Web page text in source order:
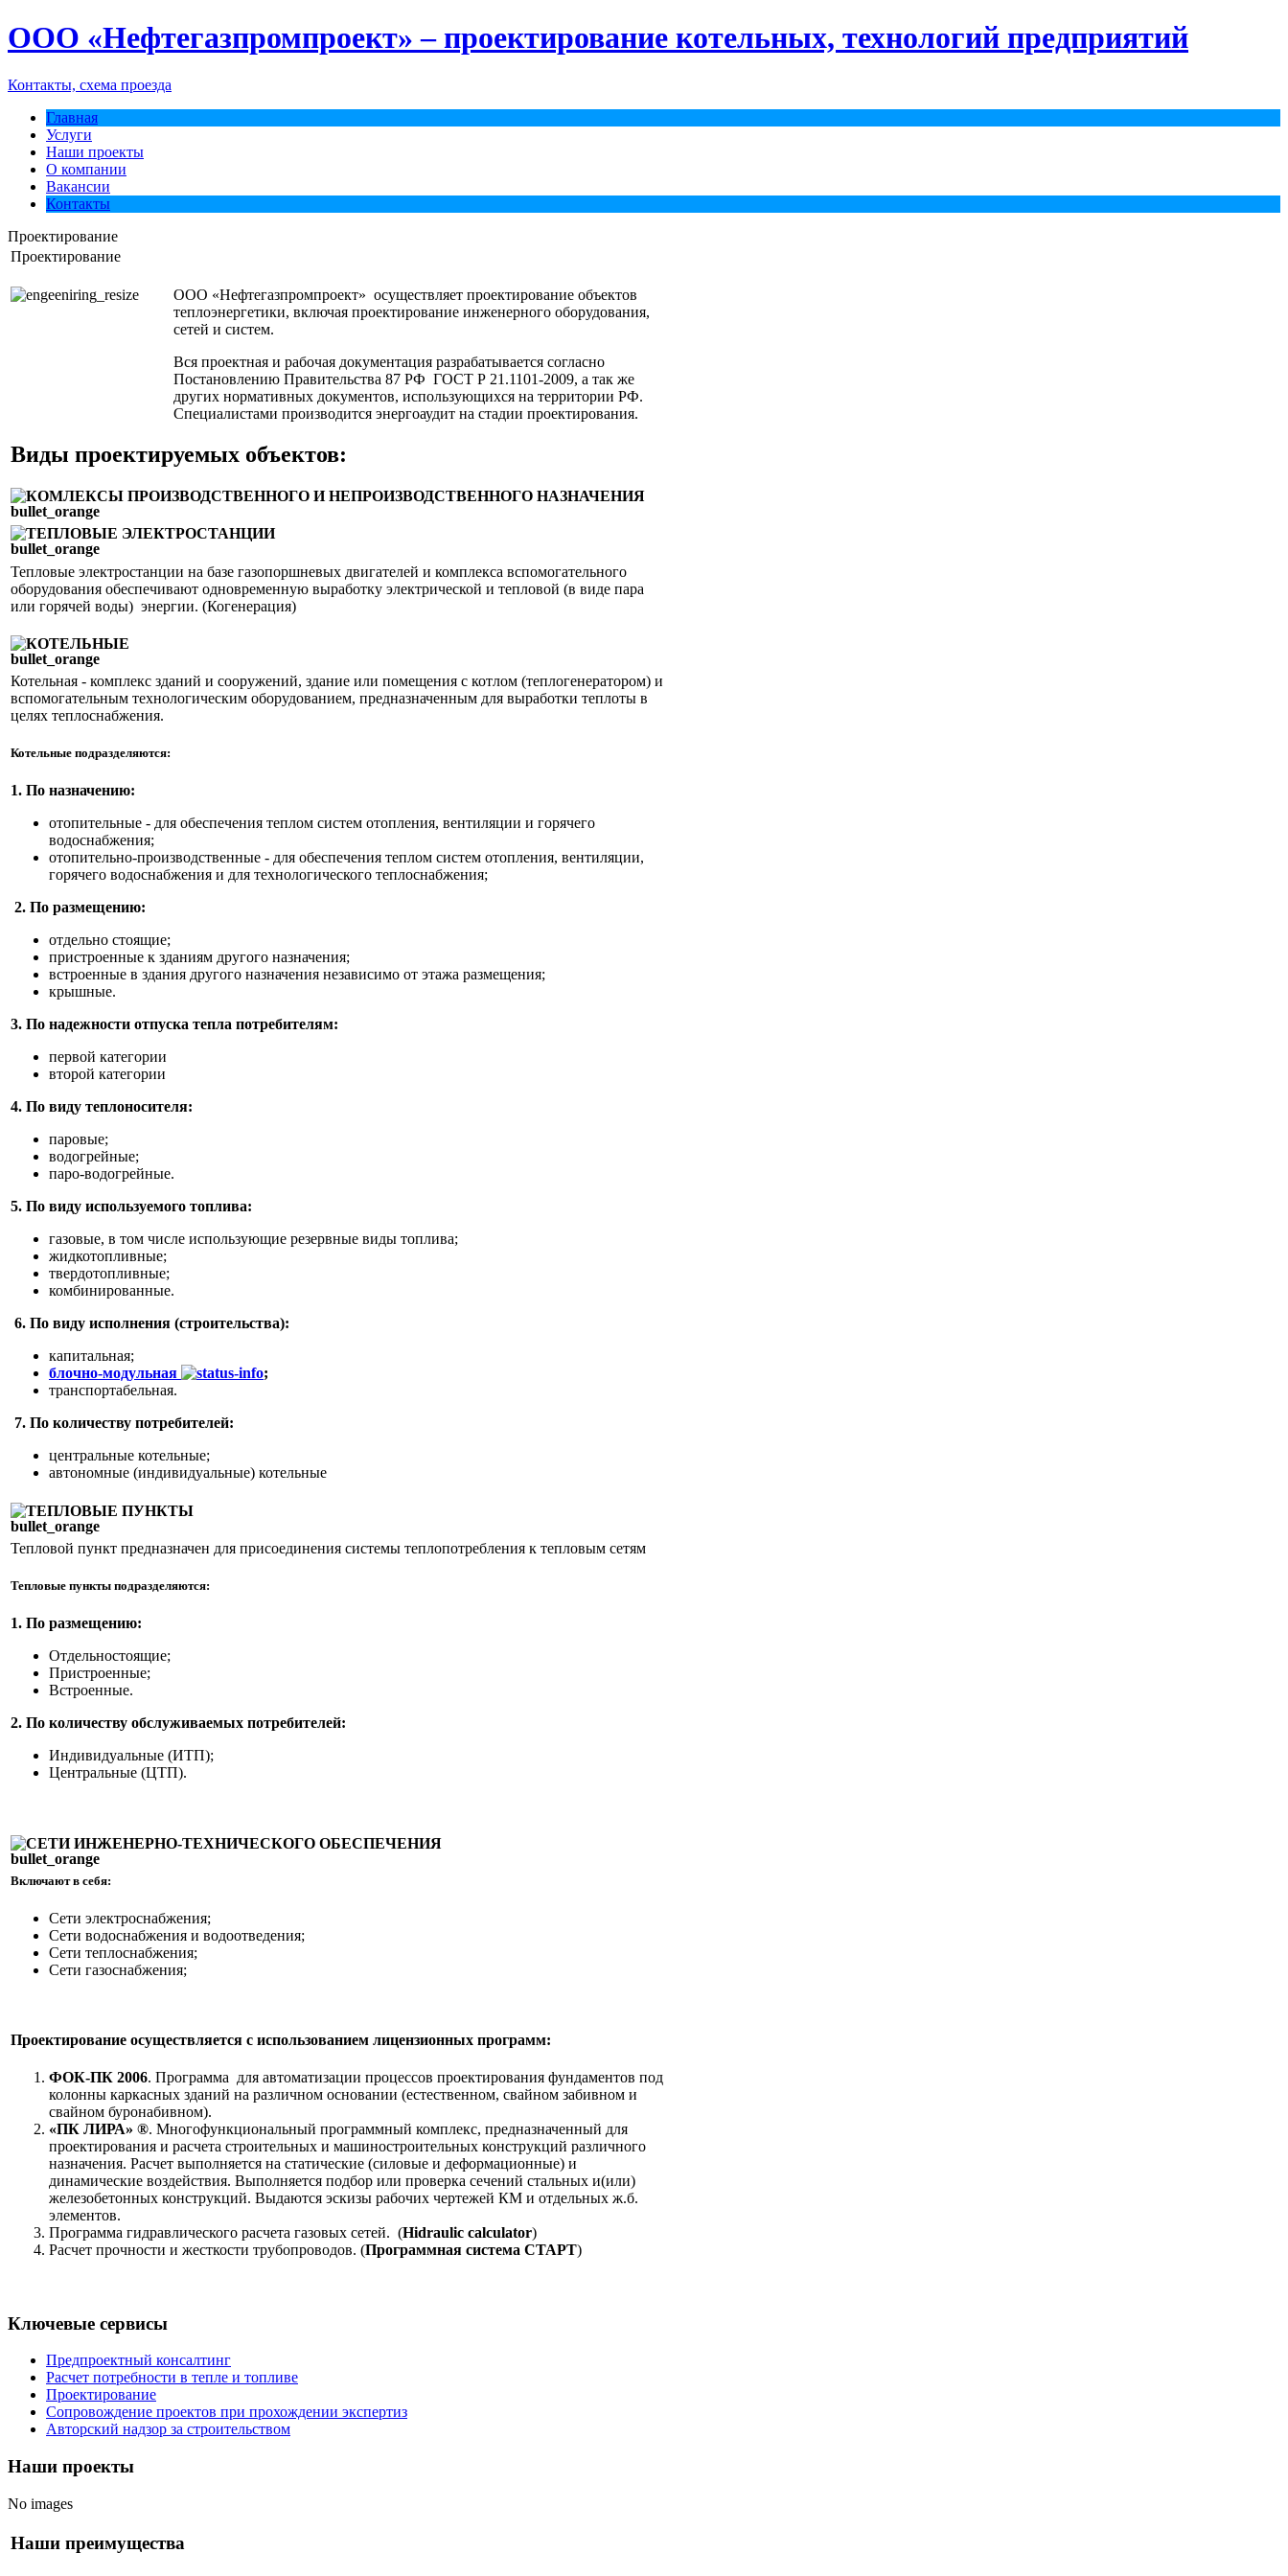
ООО «Нефтегазпромпроект» – проектирование котельных, технологий предприятий
Контакты, схема проезда
Главная
Услуги
Наши проекты
О компании
Вакансии
Контакты
Проектирование
Проектирование
ООО «Нефтегазпромпроект» осуществляет проектирование объектов
теплоэнергетики, включая проектирование инженерного оборудования,
сетей и систем.
Вся проектная и рабочая документация разрабатывается согласно
Постановлению Правительства 87 РФ ГОСТ Р 21.1101-2009, а так же
других нормативных документов, использующихся на территории РФ.
Специалистами производится энергоаудит на стадии проектирования.
Виды проектируемых объектов:
КОМЛЕКСЫ ПРОИЗВОДСТВЕННОГО И НЕПРОИЗВОДСТВЕННОГО НАЗНАЧЕНИЯ
ТЕПЛОВЫЕ ЭЛЕКТРОСТАНЦИИ
Тепловые электростанции на базе газопоршневых двигателей и комплекса вспомогательного
оборудования обеспечивают одновременную выработку электрической и тепловой (в виде пара
или горячей воды) энергии. (Когенерация)
КОТЕЛЬНЫЕ
Котельная - комплекс зданий и сооружений, здание или помещения с котлом (теплогенератором) и
вспомогательным технологическим оборудованием, предназначенным для выработки теплоты в
целях теплоснабжения.
Котельные подразделяются:
1. По назначению:
отопительные - для обеспечения теплом систем отопления, вентиляции и горячего
водоснабжения;
отопительно-производственные - для обеспечения теплом систем отопления, вентиляции,
горячего водоснабжения и для технологического теплоснабжения;
2. По размещению:
отдельно стоящие;
пристроенные к зданиям другого назначения;
встроенные в здания другого назначения независимо от этажа размещения;
крышные.
3. По надежности отпуска тепла потребителям:
первой категории
второй категории
4. По виду теплоносителя:
паровые;
водогрейные;
паро-водогрейные.
5. По виду используемого топлива:
газовые, в том числе использующие резервные виды топлива;
жидкотопливные;
твердотопливные;
комбинированные.
6. По виду исполнения (строительства):
капитальная;
блочно-модульная
;
транспортабельная.
7. По количеству потребителей:
центральные котельные;
автономные (индивидуальные) котельные
ТЕПЛОВЫЕ ПУНКТЫ
Тепловой пункт предназначен для присоединения системы теплопотребления к тепловым сетям
Тепловые пункты подразделяются:
1. По размещению:
Отдельностоящие;
Пристроенные;
Встроенные.
2. По количеству обслуживаемых потребителей:
Индивидуальные (ИТП);
Центральные (ЦТП).
СЕТИ ИНЖЕНЕРНО-ТЕХНИЧЕСКОГО ОБЕСПЕЧЕНИЯ
Включают в себя:
Сети электроснабжения;
Сети водоснабжения и водоотведения;
Сети теплоснабжения;
Сети газоснабжения;
Проектирование осуществляется с использованием лицензионных программ:
ФОК-ПК 2006. Программа для автоматизации процессов проектирования фундаментов под
колонны каркасных зданий на различном основании (естественном, свайном забивном и
свайном буронабивном).
«ПК ЛИРА» ®. Многофункциональный программный комплекс, предназначенный для
проектирования и расчета строительных и машиностроительных конструкций различного
назначения. Расчет выполняется на статические (силовые и деформационные) и
динамические воздействия. Выполняется подбор или проверка сечений стальных и(или)
железобетонных конструкций. Выдаются эскизы рабочих чертежей КМ и отдельных ж.б.
элементов.
Программа гидравлического расчета газовых сетей. (Hidraulic calculator)
Расчет прочности и жесткости трубопроводов. (Программная система СТАРТ)
Ключевые сервисы
Предпроектный консалтинг
Расчет потребности в тепле и топливе
Проектирование
Сопровождение проектов при прохождении экспертиз
Авторский надзор за строительством
Наши проекты
No images
Наши преимущества